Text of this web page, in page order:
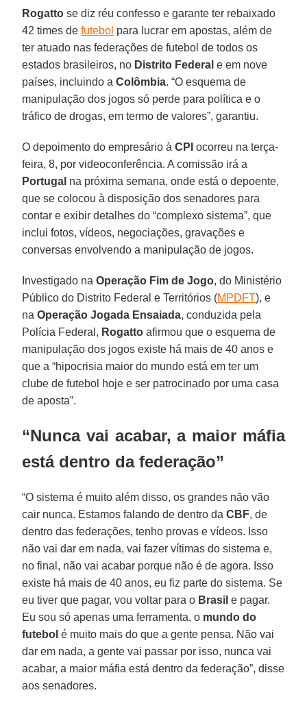
Rogatto se diz réu confesso e garante ter rebaixado
42 times de futebol para lucrar em apostas, além de
ter atuado nas federações de futebol de todos os
estados brasileiros, no Distrito Federal e em nove
países, incluindo aColômbia. “O esquema de
manipulação dos jogos só perde para política e o
tráfico de drogas, em termo de valores”, garantiu.
O depoimento do empresário àCPI ocorreu na terça-
feira, 8, por videoconferência. A comissão irá a
Portugal na próxima semana, onde está o depoente,
que se colocou à disposição dos senadores para
contar e exibir detalhes do “complexo sistema”, que
inclui fotos, vídeos, negociações, gravações e
conversas envolvendo a manipulação de jogos.
Investigado naOperação Fim de Jogo, do Ministério
Público do Distrito Federal e Territórios (MPDFT), e
naOperação Jogada Ensaiada, conduzida pela
Polícia Federal, Rogatto afirmou que o esquema de
manipulação dos jogos existe há mais de 40 anos e
que a “hipocrisia maior do mundo está em ter um
clube de futebol hoje e ser patrocinado por uma casa
de aposta”.
“Nunca vai acabar, a maior máfia
está dentro da federação”
“O sistema é muito além disso, os grandes não vão
cair nunca. Estamos falando de dentro daCBF, de
dentro das federações, tenho provas e vídeos. Isso
não vai dar em nada, vai fazer vítimas do sistema e,
no final, não vai acabar porque não é de agora. Isso
existe há mais de 40 anos, eu fiz parte do sistema. Se
eu tiver que pagar, vou voltar para o Brasil e pagar.
Eu sou só apenas uma ferramenta, o mundo do
futebol é muito mais do que a gente pensa. Não vai
dar em nada, a gente vai passar por isso, nunca vai
acabar, a maior máfia está dentro da federação”, disse
aos senadores.